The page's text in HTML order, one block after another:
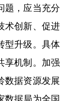
题，应当充分
术创新、促进
型升级。具体
享机制。加强
数据资源发展
数据局为全国